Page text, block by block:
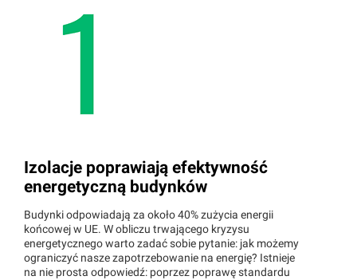
Izolacje poprawiają efektywność
energetyczną budynków
Budynki odpowiadają za około 40% zużycia energii
końcowej w UE. W obliczu trwającego kryzysu
energetycznego warto zadać sobie pytanie: jak możemy
ograniczyć nasze zapotrzebowanie na energię? Istnieje
na nie prosta odpowiedź: poprzez poprawę standardu